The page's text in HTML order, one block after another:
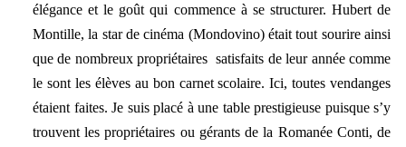
élégance et le goût qui commence à se structurer. Hubert de
Montille, la star de cinéma (Mondovino) était tout sourire ainsi
que de nombreux propriétaires satisfaits de leur année comme
le sont les élèves au bon carnet scolaire. Ici, toutes vendanges
étaient faites. Je suis placé à une table prestigieuse puisque s’y
trouvent les propriétaires ou gérants de la Romanée Conti, de